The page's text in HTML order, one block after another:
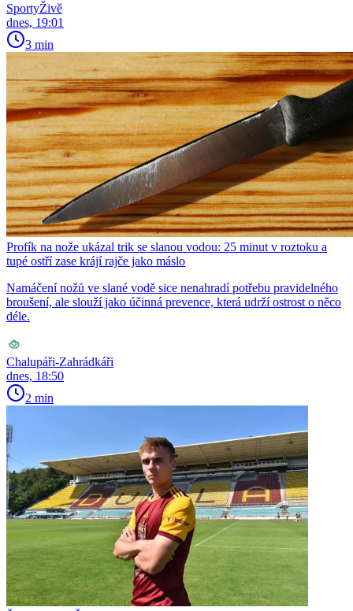
SportyŽivě
dnes, 19:01
3 min
Profík na nože ukázal trik se slanou vodou: 25 minut v roztoku a
tupé ostří zase krájí rajče jako máslo
Namáčení nožů ve slané vodě sice nenahradí potřebu pravidelného
broušení, ale slouží jako účinná prevence, která udrží ostrost o něco
déle.
Chalupáři-Zahrádkáři
dnes, 18:50
2 min